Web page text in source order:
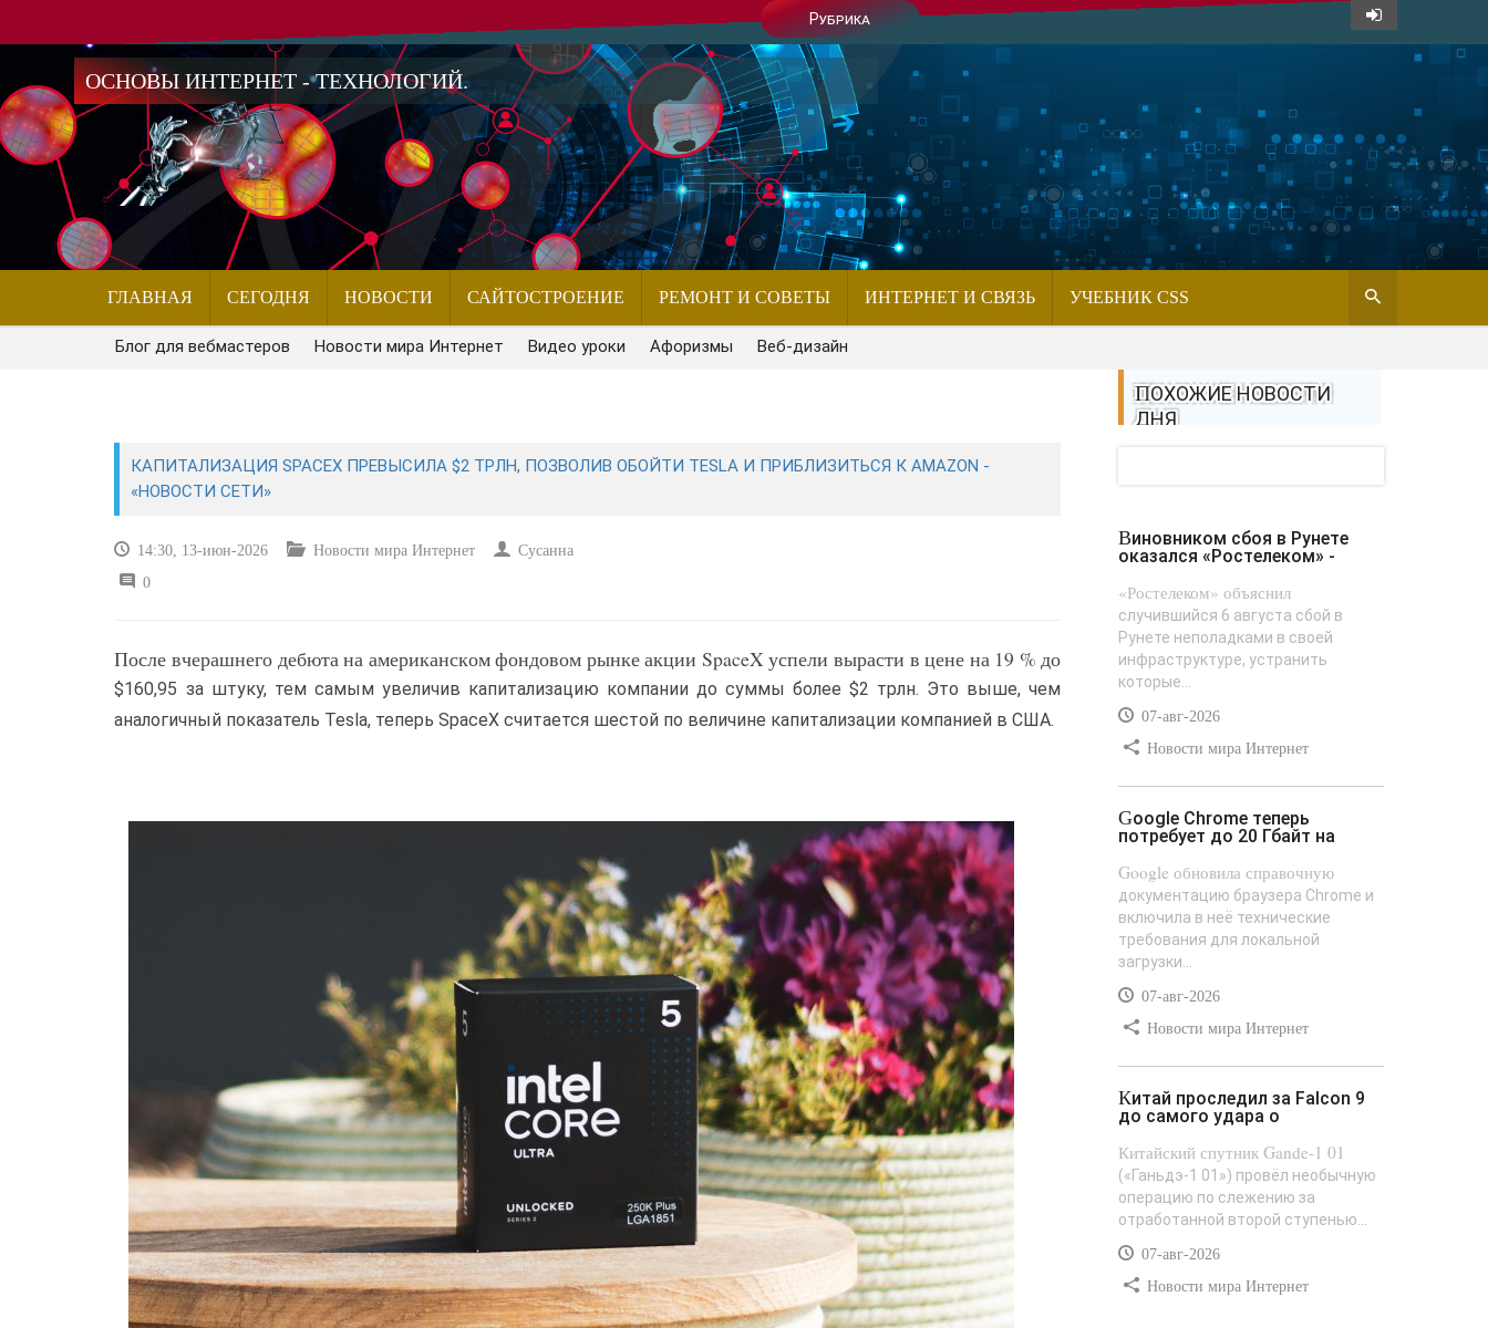
Рубрика
ОСНОВЫ ИНТЕРНЕТ - ТЕХНОЛОГИЙ.
ГЛАВНАЯ СЕГОДНЯ НОВОСТИ САЙТОСТРОЕНИЕ РЕМОНТ И СОВЕТЫ ИНТЕРНЕТ И СВЯЗЬ УЧЕБНИК CSS
Блог для вебмастеров Новости мира Интернет Видео уроки Афоризмы Веб-дизайн
КАПИТАЛИЗАЦИЯ SPACEX ПРЕВЫСИЛА $2 ТРЛН, ПОЗВОЛИВ ОБОЙТИ TESLA И ПРИБЛИЗИТЬСЯ К AMAZON -
«НОВОСТИ СЕТИ»
14:30, 13-июн-2026 Новости мира Интернет
Сусанна
0
После вчерашнего дебюта на американском фондовом рынке акции SpaceX успели вырасти в цене на 19 % до
$160,95 за штуку, тем самым увеличив капитализацию компании до суммы более $2 трлн. Это выше, чем
аналогичный показатель Tesla, теперь SpaceX считается шестой по величине капитализации компанией в США.
ПОХОЖИЕ НОВОСТИ
ДНЯ
Виновником сбоя в Рунете
оказался «Ростелеком» -
«Ростелеком» объяснил
случившийся 6 августа сбой в
Рунете неполадками в своей
инфраструктуре, устранить
которые...
07-авг-2026
Новости мира Интернет
Google Chrome теперь
потребует до 20 Гбайт на
Google обновила справочную
документацию браузера Chrome и
включила в неё технические
требования для локальной
загрузки...
07-авг-2026
Новости мира Интернет
Китай проследил за Falcon 9
до самого удара о
Китайский спутник Gande-1 01
(«Ганьдэ-1 01») провёл необычную
операцию по слежению за
отработанной второй ступенью...
07-авг-2026
Новости мира Интернет